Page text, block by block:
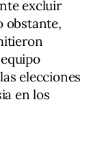
excluir
obstante,
elecciones
en los